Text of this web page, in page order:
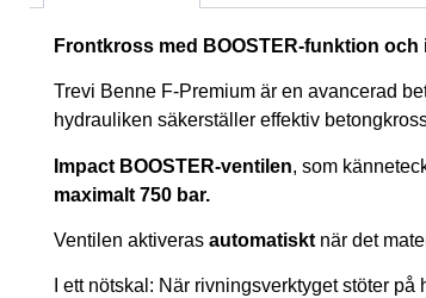
Frontkross med BOOSTER-funktion
Trevi Benne F-Premium är en avancerad
hydrauliken säkerställer effektiv
Impact BOOSTER-ventilen, som
maximalt 750 bar.
Ventilen aktiveras automatiskt när det
I ett nötskal: När rivningsverktyget stöter